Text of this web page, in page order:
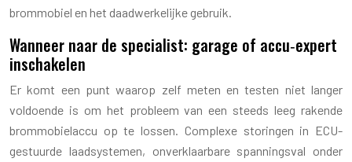
brommobiel en het daadwerkelijke gebruik.
Wanneer naar de specialist: garage of accu‑expert
inschakelen
Er komt een punt waarop zelf meten en testen niet langer
voldoende is om het probleem van een steeds leeg rakende
brommobielaccu op te lossen. Complexe storingen in ECU-
gestuurde laadsystemen, onverklaarbare spanningsval onder